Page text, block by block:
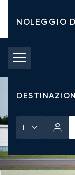
NOLEGGIO
TARIFFE DI
JET PRIVATI
IT